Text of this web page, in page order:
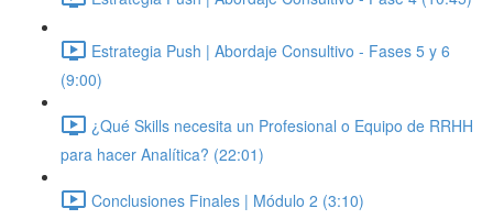
Estrategia Push | Abordaje Consultivo - Fases 5 y 6
(9:00)
¿Qué Skills necesita un Profesional o Equipo de RRHH
para hacer Analítica? (22:01)
Conclusiones Finales | Módulo 2 (3:10)